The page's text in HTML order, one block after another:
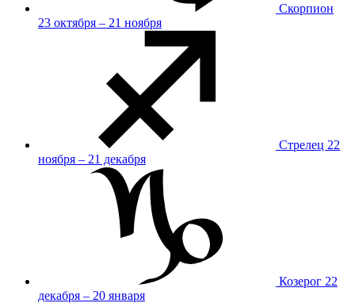
Скорпион
23 октября – 21 ноября
Стрелец 22
ноября – 21 декабря
Козерог 22
декабря – 20 января